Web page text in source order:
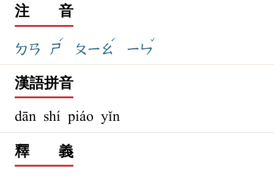
注 音
ㄉㄢ ㄕ
ˊ
ㄆㄧㄠ
ˊ
ㄧㄣ
ˇ
漢語拼音
dān shí piáo yǐn
釋 義